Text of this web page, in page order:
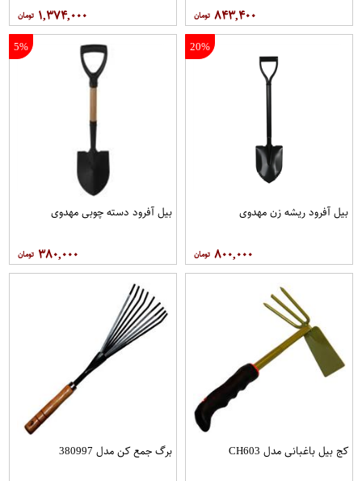
۸۴۳,۴۰۰ ۱,۳۷۴,۰۰۰
20%
بیل آفرود ریشه زن مهدوی
۸۰۰,۰۰۰
5%
بیل آفرود دسته چوبی مهدوی
۳۸۰,۰۰۰
کج بیل باغبانی مدل CH603 برگ جمع کن مدل 380997